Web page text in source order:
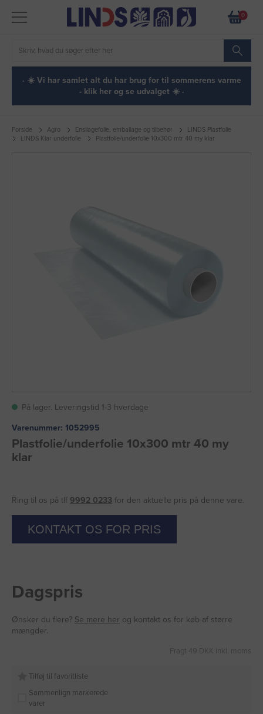
0
· ☀️ Vi har samlet alt du har brug for til sommerens varme
- klik her og se udvalget ☀️ ·
Forside Agro Ensilagefolie, emballage og tilbehør
LINDS Plastfolie
LINDS Klar underfolie
Plastfolie/underfolie 10x300 mtr 40 my klar
På lager. Leveringstid 1-3 hverdage
Varenummer: 1052995
Plastfolie/underfolie 10x300 mtr 40 my
klar
Ring til os på tlf 9992 0233 for den aktuelle pris på denne vare.
KONTAKT OS FOR PRIS
Dagspris
Ønsker du flere? Se mere her og kontakt os for køb af større
mængder.
Fragt 49 DKK inkl. moms
Tilføj til favoritliste
Sammenlign markerede
varer